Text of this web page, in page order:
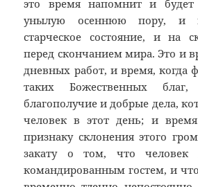
это время напомнит и
унылую осеннюю пору, и
старческое состояние, и на
перед скончанием мира. Это и
дневных работ, и время, когда
таких Божественных благ,
благополучие и добрые дела,
человек в этот день; и
признаку склонения этого
закату о том, что человек
командированным гостем, и